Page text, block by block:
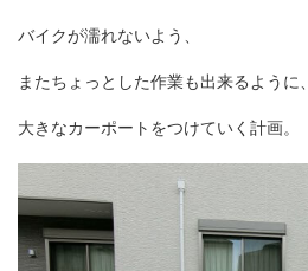
バイクが濡れないよう、
またちょっとした作業も出来るように、
大きなカーポートをつけていく計画。